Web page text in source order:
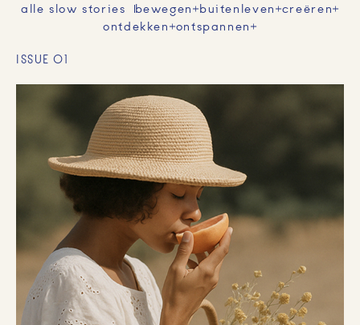
alle slow stories bewegen buitenleven creëren
ontdekken ontspannen
ISSUE 01